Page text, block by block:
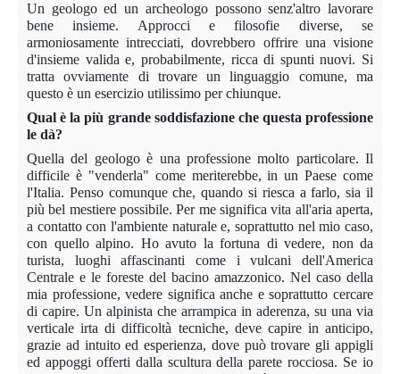
Un geologo ed un archeologo possono senz'altro lavorare
bene insieme. Approcci e filosofie diverse, se
armoniosamente intrecciati, dovrebbero offrire una visione
d'insieme valida e, probabilmente, ricca di spunti nuovi. Si
tratta ovviamente di trovare un linguaggio comune, ma
questo è un esercizio utilissimo per chiunque.
Qual è la più grande soddisfazione che questa professione
le dà?
Quella del geologo è una professione molto particolare. Il
difficile è "venderla" come meriterebbe, in un Paese come
l'Italia. Penso comunque che, quando si riesca a farlo, sia il
più bel mestiere possibile. Per me significa vita all'aria aperta,
a contatto con l'ambiente naturale e, soprattutto nel mio caso,
con quello alpino. Ho avuto la fortuna di vedere, non da
turista, luoghi affascinanti come i vulcani dell'America
Centrale e le foreste del bacino amazzonico. Nel caso della
mia professione, vedere significa anche e soprattutto cercare
di capire. Un alpinista che arrampica in aderenza, su una via
verticale irta di difficoltà tecniche, deve capire in anticipo,
grazie ad intuito ed esperienza, dove può trovare gli appigli
ed appoggi offerti dalla scultura della parete rocciosa. Se io